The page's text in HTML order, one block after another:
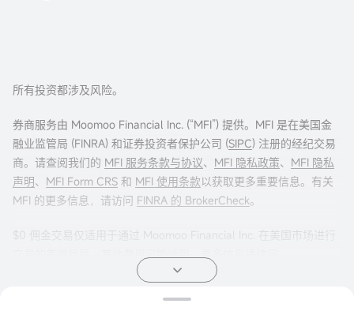
所有投资都涉及风险。
券商服务由 Moomoo Financial Inc. (“MFI”) 提供。MFI 是在美国金
融业监管局 (FINRA) 和证券投资者保护公司 (SIPC) 注册的经纪交易
商。请查阅我们的 MFI 服务条款与协议、 MFI 隐私政策、 MFI 隐私
声明、 MFI Form CRS 和 MFI 使用条款以获取更多重要信息。有关
MFI 的更多信息，请访问 FINRA 的 BrokerCheck。
$0 佣金交易仅适用于通过 Moomoo Financial Inc. 在美国市场进行
交易的美国居民。其他费用可能适用。更多信息请访问
。